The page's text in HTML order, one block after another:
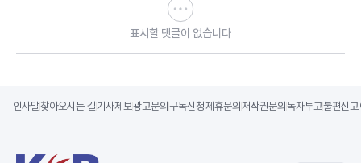
표시할 댓글이 없습니다
인사말찾아오시는 길기사제보광고문의 구독신청제휴문의 저작권문의 독자투고불편신고